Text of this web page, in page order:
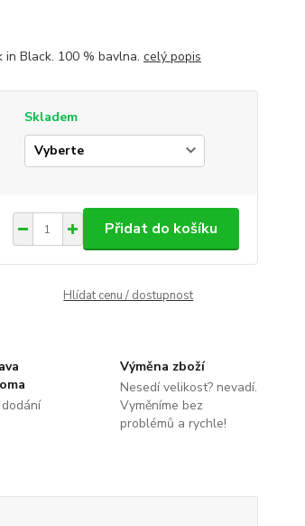
in Black. 100 % bavlna. celý popis
Skladem
Přidat do košíku
Hlídat cenu / dostupnost
Výměna zboží
Nesedí velikost? nevadí.
Vyměníme bez
problémů a rychle!